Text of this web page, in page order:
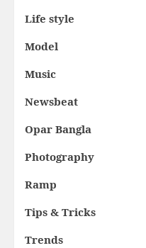
Life style
Model
Music
Newsbeat
Opar Bangla
Photography
Ramp
Tips & Tricks
Trends